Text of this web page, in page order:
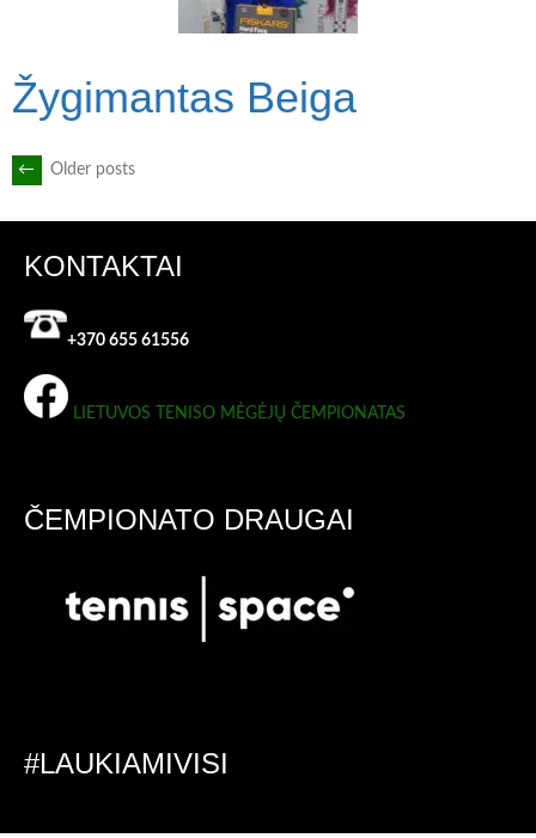
Žygimantas Beiga
POSTS
NAVIGATION
← Older posts
KONTAKTAI
+370 655 61556
LIETUVOS TENISO MĖGĖJŲ ČEMPIONATAS
ČEMPIONATO DRAUGAI
#LAUKIAMIVISI